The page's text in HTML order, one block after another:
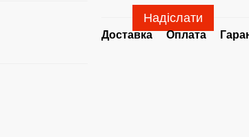
Надіслати
Доставка Оплата